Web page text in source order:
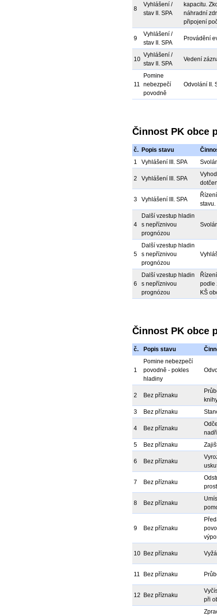
8
Vyhlášení /
stav II. SPA
kapacitu.
náhradní
připojení
9
Vyhlášení /
stav II. SPA
Provádění
10
Vyhlášení /
stav II. SPA
Vedení
11
Pomine
nebezpečí
povodně
Odvolání II.
Činnost PK obce
č. Popis stavu
1
Vyhlášení III. SPA
2 Vyhlášení III. SPA
3 Vyhlášení III. SPA
stavu.
4
Další vzestup hladin
s nepříznivou
prognózou
5
Další vzestup hladin
s nepříznivou
prognózou
6
Další vzestup hladin
s nepříznivou
prognózou
podle
KŠ
Činnost PK obce
č. Popis stavu
1
Pomine nebezpečí
povodně - pokles
hladiny
2 Bez příznaku
3
Bez příznaku
4 Bez příznaku
5
Bez příznaku
6 Bez příznaku
7 Bez příznaku
8 Bez příznaku
9 Bez příznaku
10 Bez příznaku
11 Bez příznaku
12 Bez příznaku
při